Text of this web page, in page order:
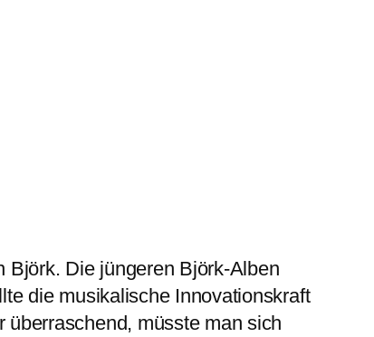
Björk. Die jüngeren Björk-Alben
die musikalische Innovationskraft
müsste man sich